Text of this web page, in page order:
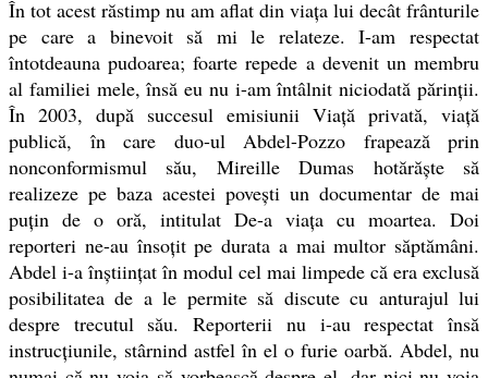
În tot acest răstimp nu am aflat din viața lui decât frânturile
pe care a binevoit să mi le relateze. I-am respectat
întotdeauna pudoarea; foarte repede a devenit un membru
al familiei mele, însă eu nu i-am întâlnit niciodată părinții.
În 2003, după succesul emisiunii Viață privată, viață
publică, în care duo-ul Abdel-Pozzo frapează prin
nonconformismul său, Mireille Dumas hotărăște să
realizeze pe baza acestei povești un documentar de mai
puțin de o oră, intitulat De-a viața cu moartea. Doi
reporteri ne-au însoțit pe durata a mai multor săptămâni.
Abdel i-a înștiințat în modul cel mai limpede că era exclusă
posibilitatea de a le permite să discute cu anturajul lui
despre trecutul său. Reporterii nu i-au respectat însă
instrucțiunile, stârnind astfel în el o furie oarbă. Abdel, nu